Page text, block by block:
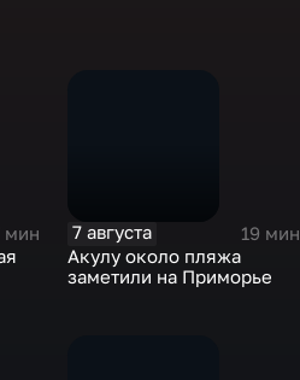
мин
7 августа
19 мин
Акулу около пляжа
заметили на Приморье